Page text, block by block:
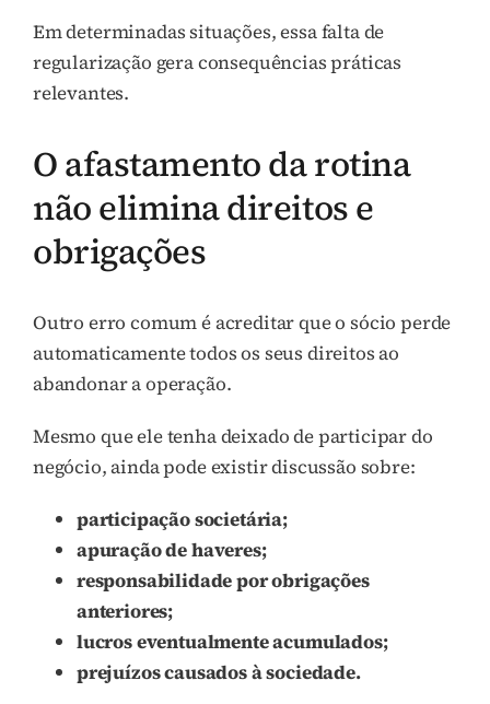
Em determinadas situações, essa falta de
regularização gera consequências práticas
relevantes.
O afastamento da rotina
não elimina direitos e
obrigações
Outro erro comum é acreditar que o sócio perde
automaticamente todos os seus direitos ao
abandonar a operação.
Mesmo que ele tenha deixado de participar do
negócio, ainda pode existir discussão sobre:
participação societária;
apuração de haveres;
responsabilidade por obrigações
anteriores;
lucros eventualmente acumulados;
prejuízos causados à sociedade.